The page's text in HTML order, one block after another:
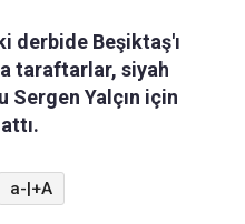
derbide Beşiktaş'ı
taraftarlar, siyah
Sergen Yalçın için
a-|+A